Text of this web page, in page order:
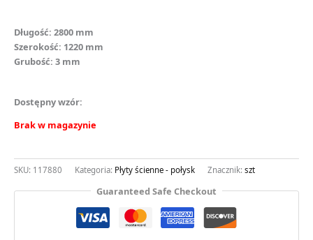
Długość: 2800 mm
Szerokość: 1220 mm
Grubość: 3 mm
Dostępny wzór:
Brak w magazynie
SKU: 117880 Kategoria: Płyty ścienne - połysk Znacznik: szt
Guaranteed Safe Checkout